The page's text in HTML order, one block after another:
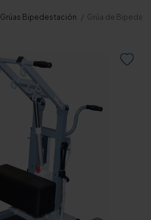
Grúas Bipedestación Grúa de
